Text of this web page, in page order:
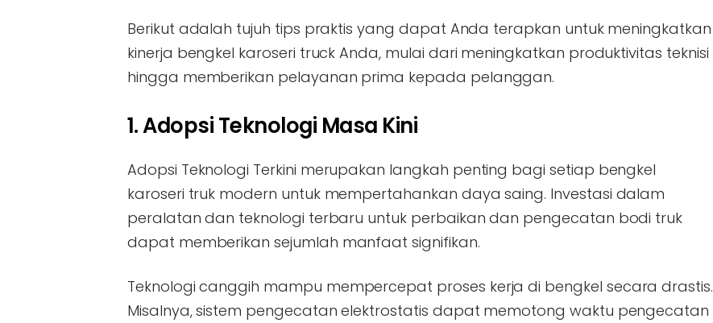
Berikut adalah tujuh tips praktis yang dapat Anda terapkan untuk meningkatkan
kinerja bengkel karoseri truck Anda, mulai dari meningkatkan produktivitas teknisi
hingga memberikan pelayanan prima kepada pelanggan.
1. Adopsi Teknologi Masa Kini
Adopsi Teknologi Terkini merupakan langkah penting bagi setiap bengkel
karoseri truk modern untuk mempertahankan daya saing. Investasi dalam
peralatan dan teknologi terbaru untuk perbaikan dan pengecatan bodi truk
dapat memberikan sejumlah manfaat signifikan.
Teknologi canggih mampu mempercepat proses kerja di bengkel secara drastis.
Misalnya, sistem pengecatan elektrostatis dapat memotong waktu pengecatan